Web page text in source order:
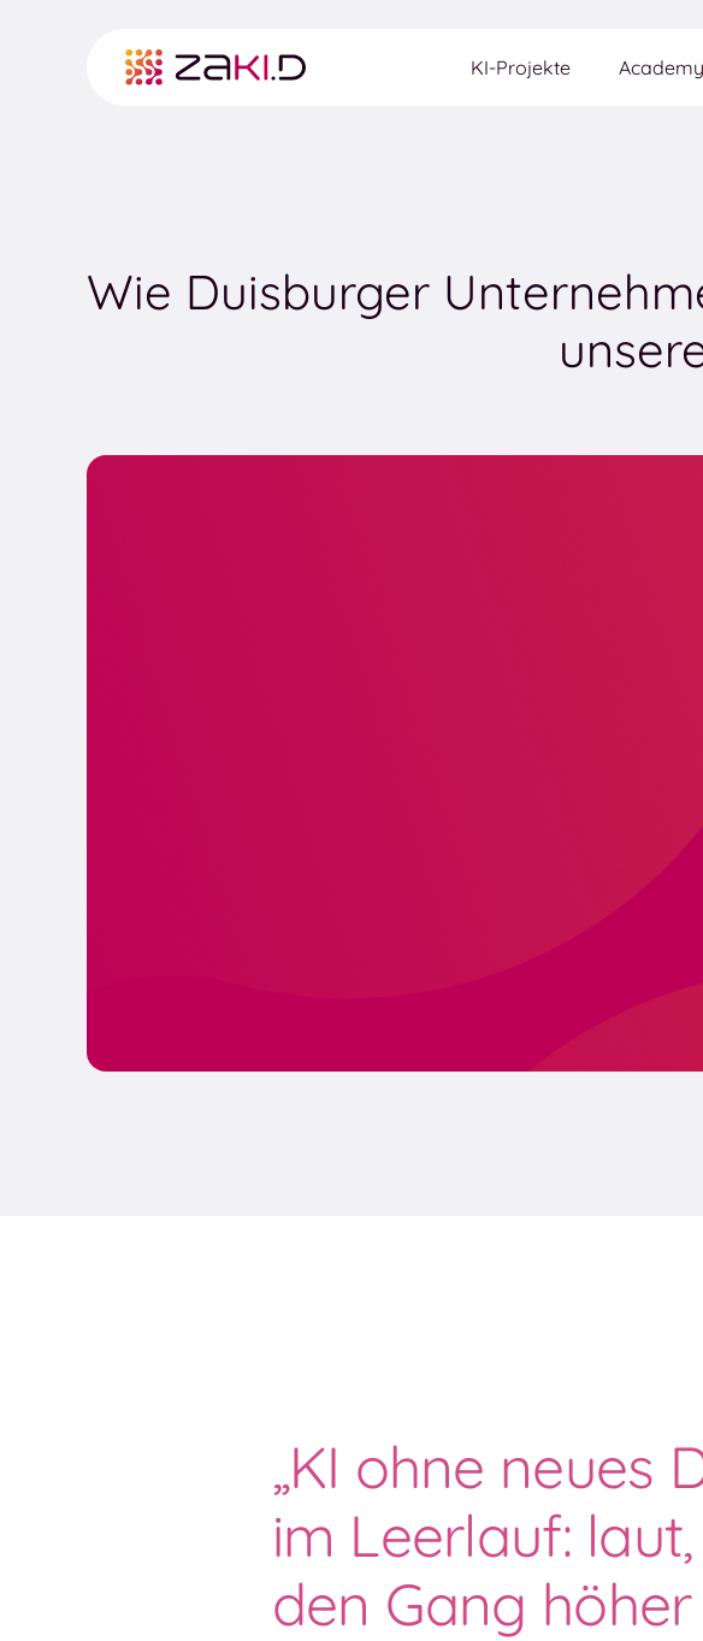
KI-Projekte Academy
Wie Duisburger
„KI ohne neues
im Leerlauf:
den Gang höher